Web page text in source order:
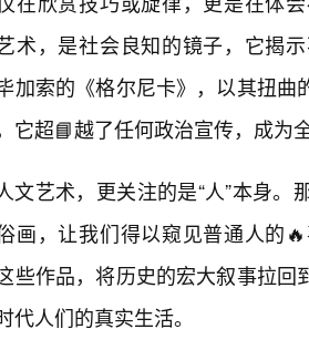
术，是社会良知的镜子，它揭
加索的《格尔尼卡》，以其扭
它超📘越了任何政治宣传，成为
文艺术，更关注的是“人”本身
画，让我们得以窥见普通人的
些作品，将历史的宏大叙事拉
代人们的真实生活。